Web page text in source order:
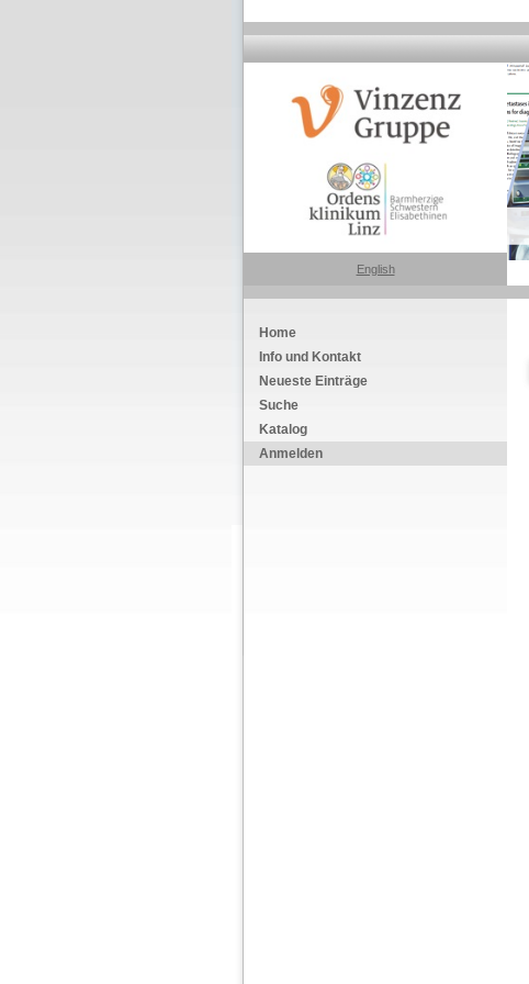
English
Home
Info und Kontakt
Neueste Einträge
Suche
Katalog
Anmelden